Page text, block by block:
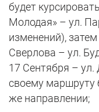
будет
Молодая» – ул.
изменений),
Сверлова – ул.
17 Сентября – ул.
своему маршруту
же направлении;